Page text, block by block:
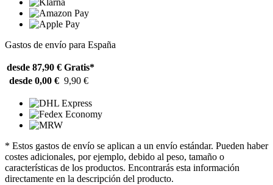
Gastos de envío para España
desde 87,90 € Gratis*
desde 0,00 € 9,90 €
* Estos gastos de envío se aplican a un envío estándar. Pueden haber
costes adicionales, por ejemplo, debido al peso, tamaño o
características de los productos. Encontrarás esta información
directamente en la descripción del producto.